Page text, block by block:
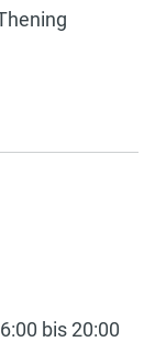
bis 20:00